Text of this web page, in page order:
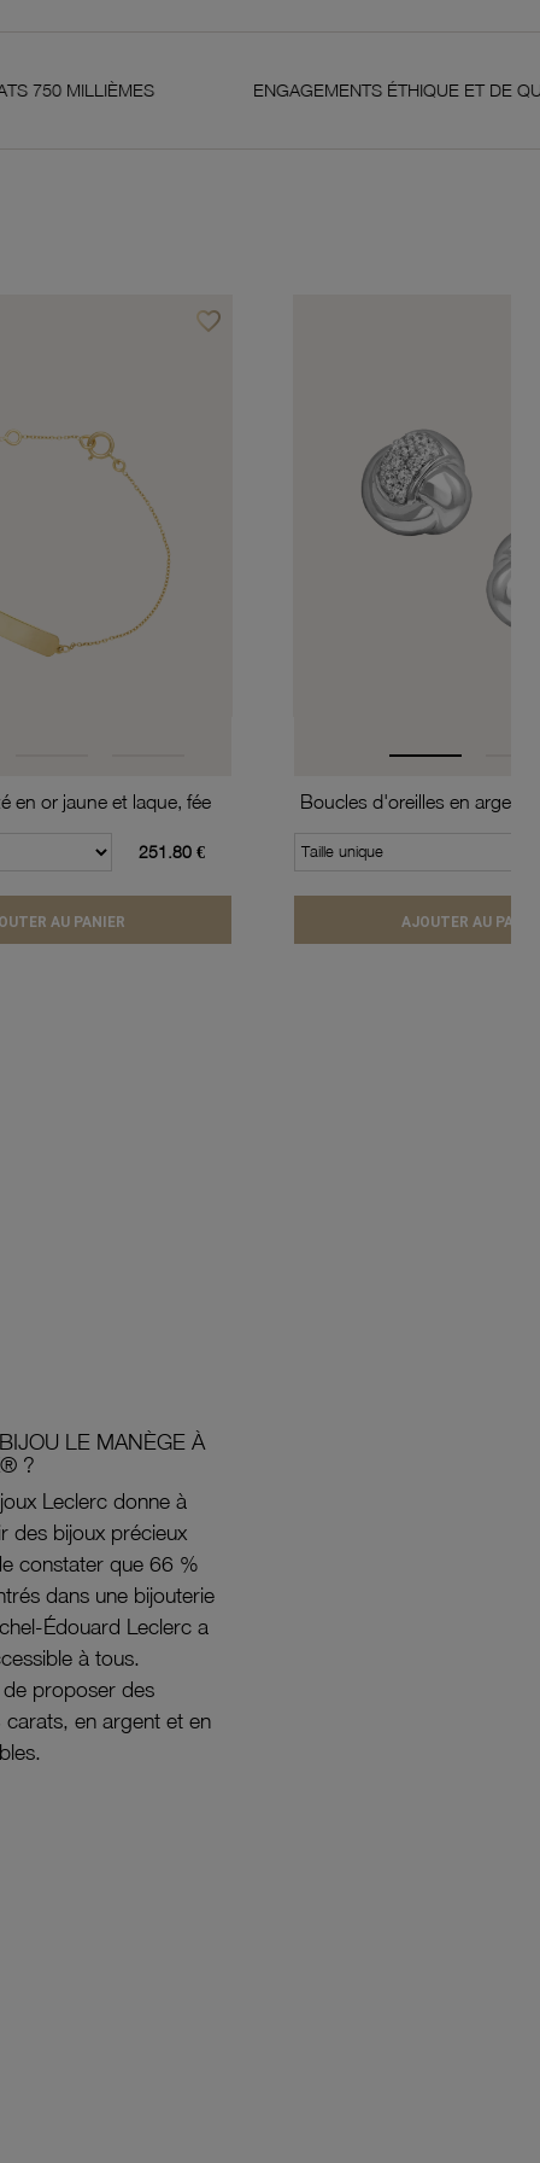
ENGAGEMENTS ÉTHIQUE ET DE QUALITÉ
favorite_borderAjouter à vos favoris
en or jaune et laque, fée
251.80 €
AU PANIER
Taille unique
AJOUTER AU
LE MANÈGE À
?
Leclerc donne à
des bijoux précieux
constater que 66 %
dans une bijouterie
Édouard Leclerc a
à tous.
proposer des
en argent et en